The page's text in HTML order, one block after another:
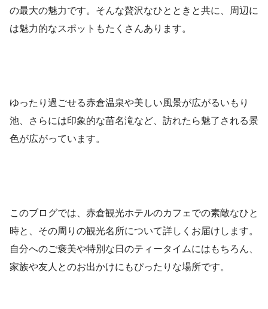
の最大の魅力です。そんな贅沢なひとときと共に、周辺に
は魅力的なスポットもたくさんあります。
ゆったり過ごせる赤倉温泉や美しい風景が広がるいもり
池、さらには印象的な苗名滝など、訪れたら魅了される景
色が広がっています。
このブログでは、赤倉観光ホテルのカフェでの素敵なひと
時と、その周りの観光名所について詳しくお届けします。
自分へのご褒美や特別な日のティータイムにはもちろん、
家族や友人とのお出かけにもぴったりな場所です。